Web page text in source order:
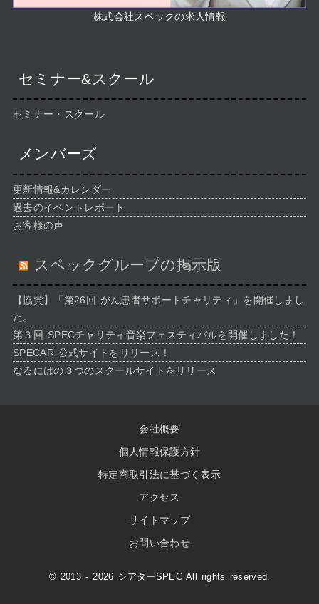
株式会社スペックの求人情報
セミナー&スクール
セミナー・スクール
メンバーズ
更新情報&カレンダー
過去のイベントレポート
お客様の声
スペックグループの掲示版
【協賛】「第26回 がん患者サポートチャリティ」を開催しまし
た。
第３回 SPECチャリティ音楽フェスティバルを開催しました！
SPECAR 公式サイトをリリース！
なるにはの３つのスクールサイトをリリース
会社概要
個人情報保護方針
特定商取引法に基づく表示
アクセス
サイトマップ
お問い合わせ
© 2013 - 2026 シアターSPEC All rights reserved.